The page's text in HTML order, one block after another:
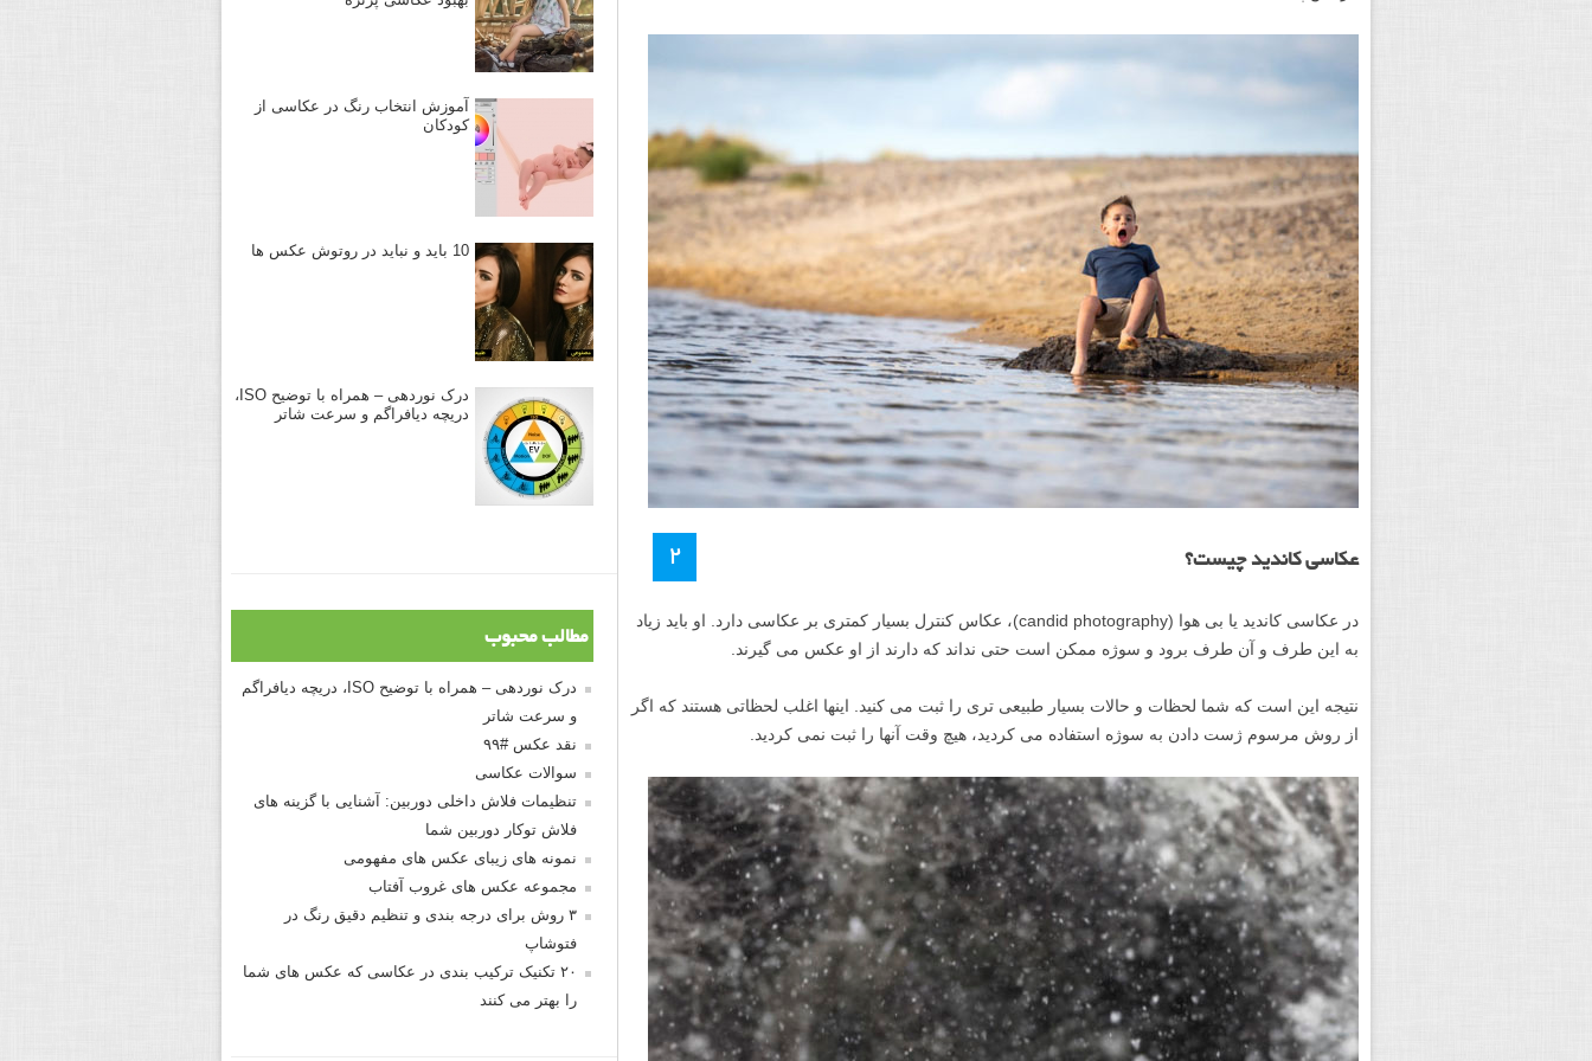
۲ عکاسی کاندید چیست؟
در عکاسی کاندید یا بی هوا (candid photography)، عکاس کنترل بسیار کمتری بر عکاسی دارد. او باید زیاد
به این طرف و آن طرف برود و سوژه ممکن است حتی نداند که دارند از او عکس می گیرند.
نتیجه این است که شما لحظات و حالات بسیار طبیعی تری را ثبت می کنید. اینها اغلب لحظاتی هستند که اگر
از روش مرسوم ژست دادن به سوژه استفاده می کردید، هیچ وقت آنها را ثبت نمی کردید.
آموزش انتخاب رنگ در عکاسی از
کودکان
10 باید و نباید در روتوش عکس ها
درک نوردهی – همراه با توضیح ISO،
دریچه دیافراگم و سرعت شاتر
مطالب محبوب
درک نوردهی – همراه با توضیح ISO، دریچه دیافراگم
و سرعت شاتر
نقد عکس #۹۹
سوالات عکاسی
تنظیمات فلاش داخلی دوربین: آشنایی با گزینه های
فلاش توکار دوربین شما
نمونه های زیبای عکس های مفهومی
مجموعه عکس های غروب آفتاب
۳ روش برای درجه بندی و تنظیم دقیق رنگ در
فتوشاپ
۲۰ تکنیک ترکیب بندی در عکاسی که عکس های شما
را بهتر می کنند